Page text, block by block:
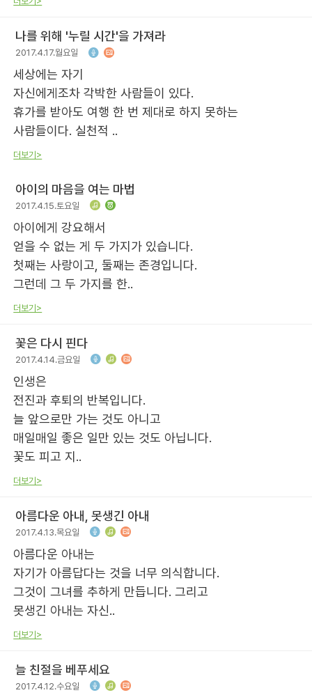
나를 위해 '누릴 시간'을 가져라
2017.4.17.월요일
세상에는 자기
자신에게조차 각박한 사람들이 있다.
휴가를 받아도 여행 한 번 제대로 하지 못하는
사람들이다. 실천적 ..
더보기>
아이의 마음을 여는 마법
2017.4.15.토요일
아이에게 강요해서
얻을 수 없는 게 두 가지가 있습니다.
첫째는 사랑이고, 둘째는 존경입니다.
그런데 그 두 가지를 한..
더보기>
꽃은 다시 핀다
2017.4.14.금요일
인생은
전진과 후퇴의 반복입니다.
늘 앞으로만 가는 것도 아니고
매일매일 좋은 일만 있는 것도 아닙니다.
꽃도 피고 지..
더보기>
아름다운 아내, 못생긴 아내
2017.4.13.목요일
아름다운 아내는
자기가 아름답다는 것을 너무 의식합니다.
그것이 그녀를 추하게 만듭니다. 그리고
못생긴 아내는 자신..
더보기>
늘 친절을 베푸세요
2017.4.12.수요일